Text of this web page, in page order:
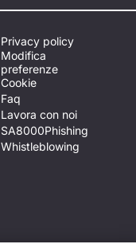
Privacy policy
Modifica
preferenze
Cookie
Faq
Lavora con noi
SA8000Phishing
Whistleblowing